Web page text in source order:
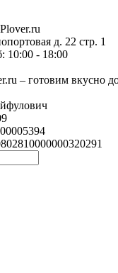
Plover.ru
д. 22 стр. 1
10:00 - 18:00
– готовим вкусно